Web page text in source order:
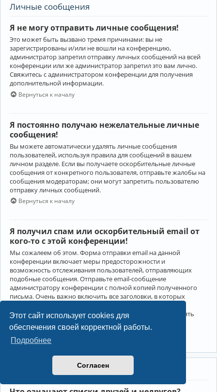
Этот сайт использует cookies для
обеспечения своей корректной работы.
Подробнее
Согласен
Личные сообщения
Я не могу отправить личные сообщения!
Это может быть вызвано тремя причинами: вы не
зарегистрированы и/или не вошли на конференцию,
администратор запретил отправку личных сообщений на всей
конференции или же администратор запретил это вам лично.
Свяжитесь с администратором конференции для получения
дополнительной информации.
Вернуться к началу
Я постоянно получаю нежелательные личные
сообщения!
Вы можете автоматически удалять личные сообщения
пользователей, используя правила для сообщений в вашем
личном разделе. Если вы получаете оскорбительные личные
сообщения от конкретного пользователя, отправьте жалобы на
сообщения модераторам; они могут запретить пользователю
отправку личных сообщений.
Вернуться к началу
Я получил спам или оскорбительный email от
кого-то с этой конференции!
Мы сожалеем об этом. Форма отправки email на данной
конференции включает меры предосторожности и
возможность отслеживания пользователей, отправляющих
подобные сообщения. Отправьте email-сообщение
администратору конференции с полной копией полученного
письма. Очень важно включить все заголовки, в которых
Администратор конференции сможет в этом случае принять
меры.
Друзья и недруги